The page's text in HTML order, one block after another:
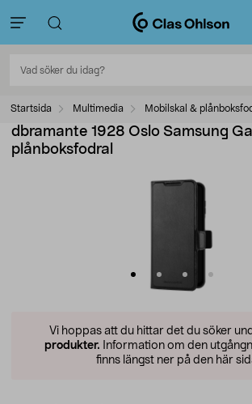
Startsida Multimedia Mobilskal &
dbramante 1928 Oslo Samsung
plånboksfodral
Vi hoppas att du hittar det du söker
produkter. Information om den
finns längst ner på den här